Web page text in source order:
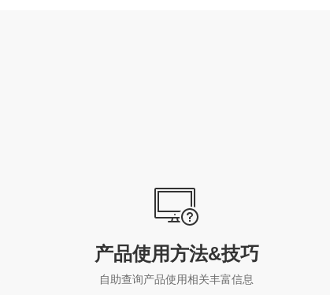
产品使用方法&技巧
自助查询产品使用相关丰富信息